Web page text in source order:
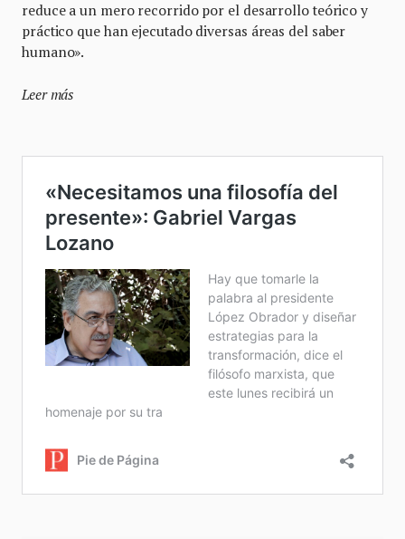
reduce a un mero recorrido por el desarrollo teórico y
práctico que han ejecutado diversas áreas del saber
humano».
Leer más